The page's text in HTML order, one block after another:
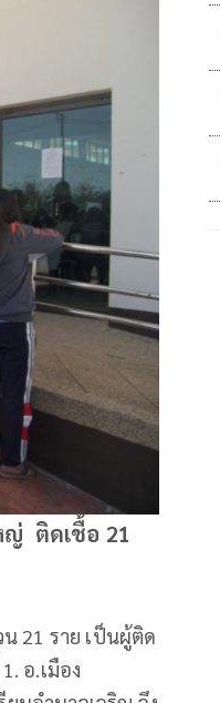
ญ่ ติดเชื้อ 21
21 ราย เป็นผู้ติด
อ.เมือง